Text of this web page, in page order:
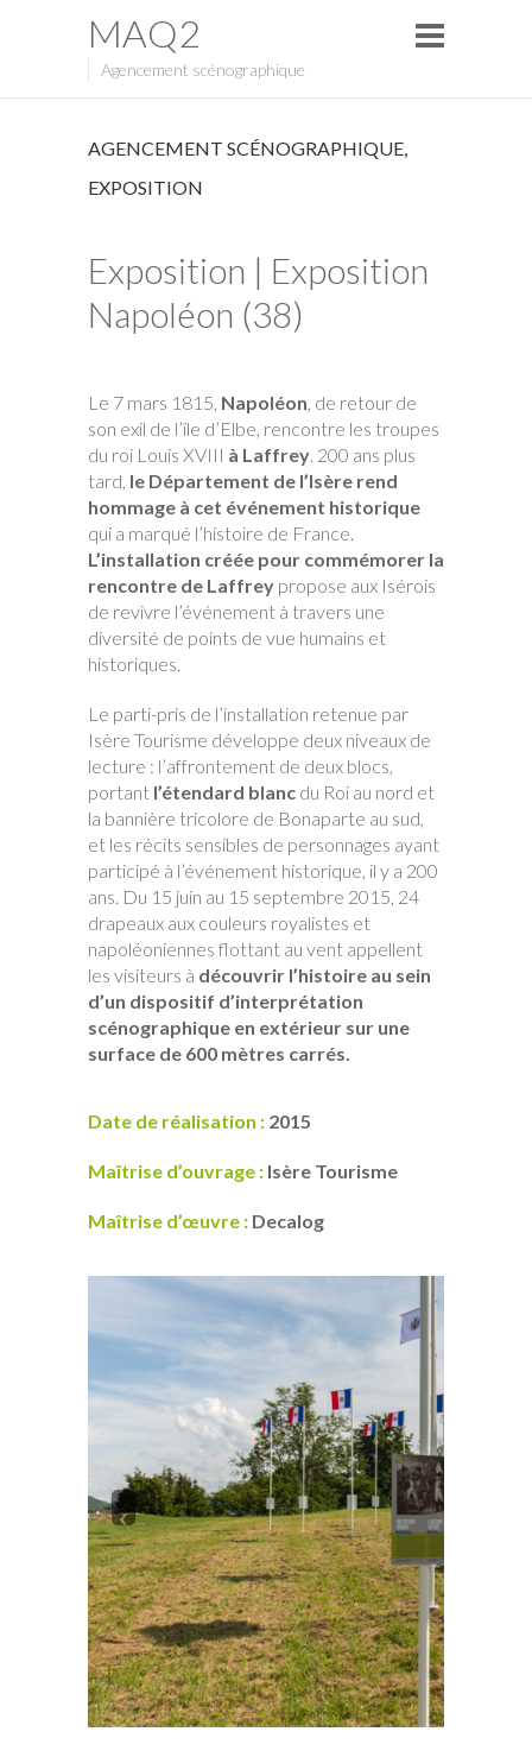
MAQ2
Agencement scénographique
AGENCEMENT SCÉNOGRAPHIQUE,
EXPOSITION
Exposition | Exposition
Napoléon (38)
Le 7 mars 1815, Napoléon, de retour de
son exil de l’île d’Elbe, rencontre les troupes
du roi Louis XVIII à Laffrey. 200 ans plus
tard, le Département de l’Isère rend
hommage à cet événement historique
qui a marqué l’histoire de France.
L’installation créée pour commémorer la
rencontre de Laffrey propose aux Isérois
de revivre l’événement à travers une
diversité de points de vue humains et
historiques.
Le parti-pris de l’installation retenue par
Isère Tourisme développe deux niveaux de
lecture : l’affrontement de deux blocs,
portant l’étendard blanc du Roi au nord et
la bannière tricolore de Bonaparte au sud,
et les récits sensibles de personnages ayant
participé à l’événement historique, il y a 200
ans. Du 15 juin au 15 septembre 2015, 24
drapeaux aux couleurs royalistes et
napoléoniennes flottant au vent appellent
les visiteurs à découvrir l’histoire au sein
d’un dispositif d’interprétation
scénographique en extérieur sur une
surface de 600 mètres carrés.
Date de réalisation : 2015
Maîtrise d’ouvrage : Isère Tourisme
Maîtrise d’œuvre : Decalog